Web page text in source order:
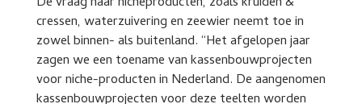
cressen, waterzuivering en zeewier neemt toe in
zowel binnen- als buitenland. “Het afgelopen jaar
zagen we een toename van kassenbouwprojecten
voor niche-producten in Nederland. De aangenomen